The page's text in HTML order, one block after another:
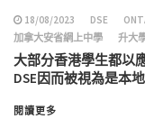
18/08/2023 DSE
加拿大安省網上中學
升大
大部分香港學生都以
DSE因而被視為是本
閱讀更多